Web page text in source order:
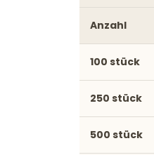
Anzahl
100 stück
250 stück
500 stück